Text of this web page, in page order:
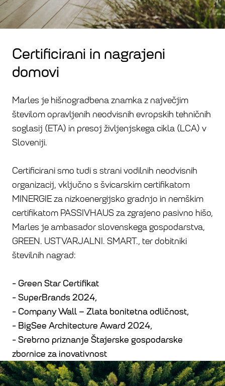
Certificirani in nagrajeni
domovi
Marles je hišnogradbena znamka z največjim
številom opravljenih neodvisnih evropskih tehničnih
soglasij (ETA) in presoj življenjskega cikla (LCA) v
Sloveniji.
Certificirani smo tudi s strani vodilnih neodvisnih
organizacij, vključno s švicarskim certifikatom
MINERGIE za nizkoenergijsko gradnjo in nemškim
certifikatom PASSIVHAUS za zgrajeno pasivno hišo,
Marles je ambasador slovenskega gospodarstva,
GREEN. USTVARJALNI. SMART., ter dobitniki
številnih nagrad:
- Green Star Certifikat
- SuperBrands 2024,
- Company Wall – Zlata bonitetna odličnost,
- BigSee Architecture Award 2024,
- Srebrno priznanje Štajerske gospodarske
zbornice za inovativnost